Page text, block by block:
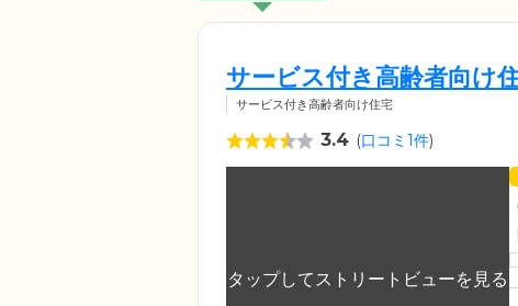
サービス付き高齢者向
サービス付き高齢者向け住宅
3.4 (口コミ1件)